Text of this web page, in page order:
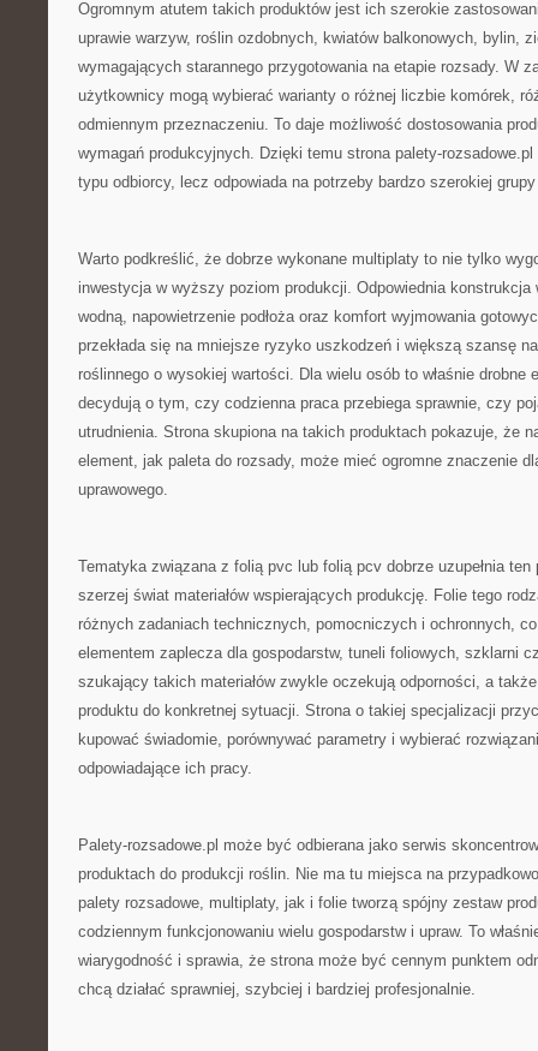
Ogromnym atutem takich produktów jest ich szerokie
uprawie warzyw, roślin ozdobnych, kwiatów balkonowych, bylin,
wymagających starannego przygotowania na etapie rozsady. W
użytkownicy mogą wybierać warianty o różnej liczbie komórek,
odmiennym przeznaczeniu. To daje możliwość dostosowania
wymagań produkcyjnych. Dzięki temu strona palety-
typu odbiorcy, lecz odpowiada na potrzeby bardzo szerokiej
Warto podkreślić, że dobrze wykonane multiplaty to nie tylko
inwestycja w wyższy poziom produkcji. Odpowiednia konstrukcja
wodną, napowietrzenie podłoża oraz komfort wyjmowania
przekłada się na mniejsze ryzyko uszkodzeń i większą szansę
roślinnego o wysokiej wartości. Dla wielu osób to właśnie drobne
decydują o tym, czy codzienna praca przebiega sprawnie, czy
utrudnienia. Strona skupiona na takich produktach pokazuje, że
element, jak paleta do rozsady, może mieć ogromne znaczenie
uprawowego.
Tematyka związana z folią pvc lub folią pcv dobrze uzupełnia
szerzej świat materiałów wspierających produkcję. Folie tego
różnych zadaniach technicznych, pomocniczych i ochronnych,
elementem zaplecza dla gospodarstw, tuneli foliowych, szklarni
szukający takich materiałów zwykle oczekują odporności, a
produktu do konkretnej sytuacji. Strona o takiej specjalizacji
kupować świadomie, porównywać parametry i wybierać
odpowiadające ich pracy.
Palety-rozsadowe.pl może być odbierana jako serwis
produktach do produkcji roślin. Nie ma tu miejsca na
palety rozsadowe, multiplaty, jak i folie tworzą spójny zestaw
codziennym funkcjonowaniu wielu gospodarstw i upraw. To
wiarygodność i sprawia, że strona może być cennym punktem
chcą działać sprawniej, szybciej i bardziej profesjonalnie.